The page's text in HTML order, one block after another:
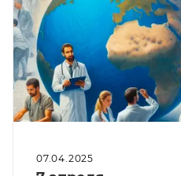
07.04.2025